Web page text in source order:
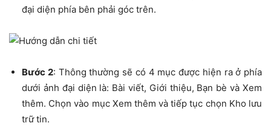
đại diện phía bên phải góc trên.
Bước 2: Thông thường sẽ có 4 mục được hiện ra ở phía
dưới ảnh đại diện là: Bài viết, Giới thiệu, Bạn bè và Xem
thêm. Chọn vào mục Xem thêm và tiếp tục chọn Kho lưu
trữ tin.